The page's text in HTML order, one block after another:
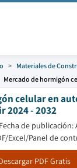
Materiales de
Mercado de hormigón
celular en
2024 - 2032
Fecha de publicación:
Excel/Panel de
PDF Gratis